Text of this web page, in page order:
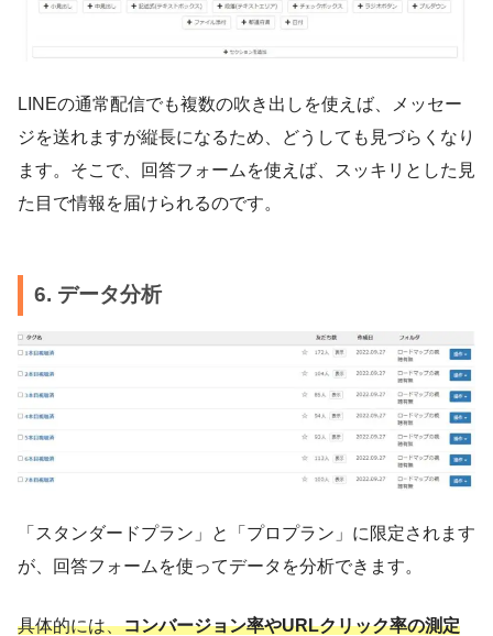
LINEの通常配信でも複数の吹き出しを使えば、メッセー
ジを送れますが縦長になるため、どうしても見づらくなり
ます。そこで、回答フォームを使えば、スッキリとした見
た目で情報を届けられるのです。
6. データ分析
「スタンダードプラン」と「プロプラン」に限定されます
が、回答フォームを使ってデータを分析できます。
具体的には、コンバージョン率やURLクリック率の測定